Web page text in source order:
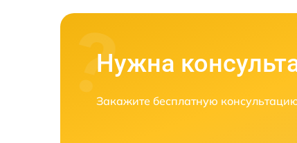
Нужна
Закажите бесплатную